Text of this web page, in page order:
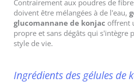
Contrairement aux poudres de
doivent être mélangées à de l'eau,
glucomannane de konjac offrent
propre et sans dégâts qui s'intègre
style de vie.
Ingrédients des gélules de